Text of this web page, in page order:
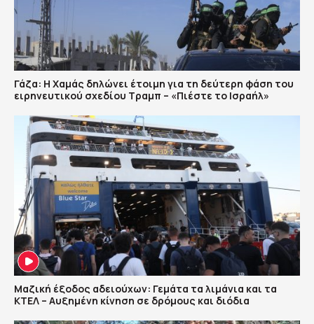
Γάζα: Η Χαμάς δηλώνει έτοιμη για τη δεύτερη φάση του
ειρηνευτικού σχεδίου Τραμπ – «Πιέστε το Ισραήλ»
Μαζική έξοδος αδειούχων: Γεμάτα τα λιμάνια και τα
ΚΤΕΛ – Αυξημένη κίνηση σε δρόμους και διόδια